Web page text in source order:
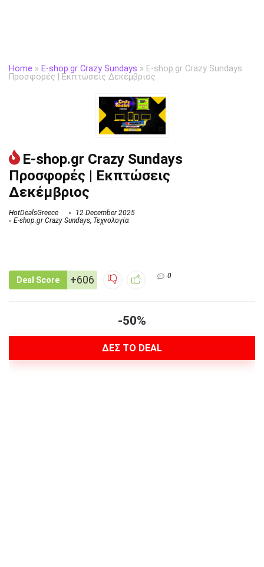
Home » E-shop.gr Crazy Sundays » E-shop.gr Crazy Sundays
Προσφορές | Εκπτώσεις Δεκέμβριος
E-shop.gr Crazy Sundays
Προσφορές | Εκπτώσεις
Δεκέμβριος
HotDealsGreece
12 December 2025
E-shop.gr Crazy Sundays, Τεχνολογία
Deal Score +606 0
-50%
ΔΕΣ ΤΟ DEAL